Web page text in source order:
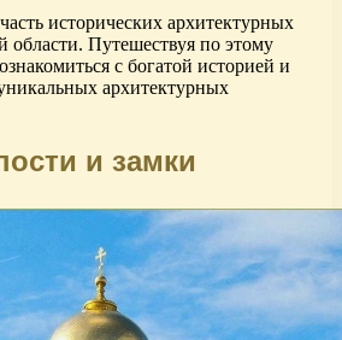
исторических архитектурных
области. Путешествуя по этому
с богатой историей и
архитектурных
и замки